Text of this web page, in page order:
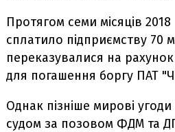
Протягом семи місяців
сплатило підприємству 70
переказувалися на
для погашення боргу ПАТ
Однак пізніше мирові
судом за позовом ФДМ та